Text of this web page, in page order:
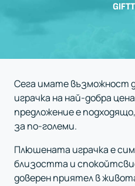
Сега имате възможност
играчка на най-добра
предложение е
за по-големи.
Плюшената играчка е
близостта и
доверен приятел в